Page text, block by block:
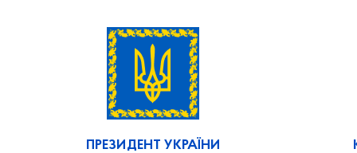
ПРЕЗИДЕНТ УКРАЇНИ